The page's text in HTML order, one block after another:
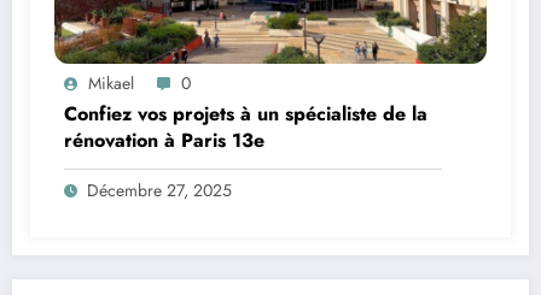
Mikael 0
Confiez vos projets à un spécialiste de la
rénovation à Paris 13e
Décembre 27, 2025